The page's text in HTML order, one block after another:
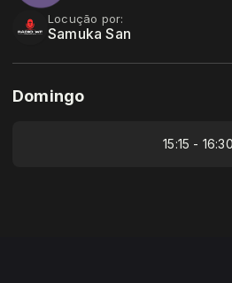
Locução por:
Samuka San
Domingo
15:15 - 16:30